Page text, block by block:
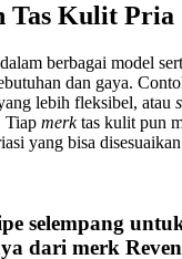
Tas Kulit Pria
berbagai model
dan gaya.
lebih fleksibel, atau
Tiap merktas kulit pun
yang bisa
selempang
dari merk